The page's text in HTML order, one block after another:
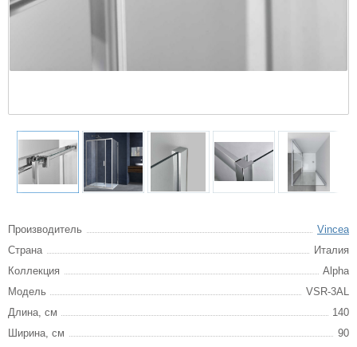
Производитель
Vincea
Страна
Италия
Коллекция
Alpha
Модель
VSR-3AL
Длина, см
140
Ширина, см
90